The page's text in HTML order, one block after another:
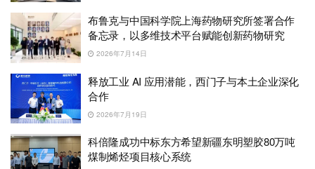
布鲁克与中国科学院上海药物研究所签署合作
备忘录，以多维技术平台赋能创新药物研究
2026年7月14日
释放工业 AI 应用潜能，西门子与本土企业深化
合作
2026年7月19日
科倍隆成功中标东方希望新疆东明塑胶80万吨
煤制烯烃项目核心系统